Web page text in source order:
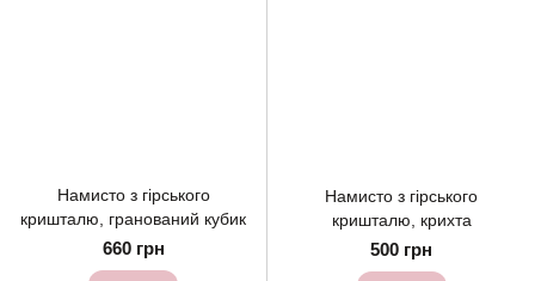
Намисто з гірського
кришталю, гранований кубик
660 грн
Намисто з гірського
кришталю, крихта
500 грн